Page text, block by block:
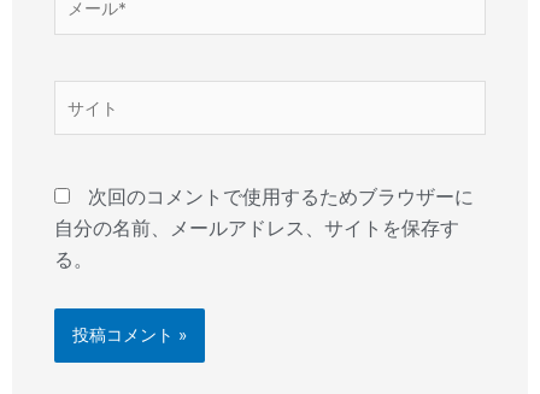
*
次回のコメントで使用するためブラウザーに
自分の名前、メールアドレス、サイトを保存す
る。